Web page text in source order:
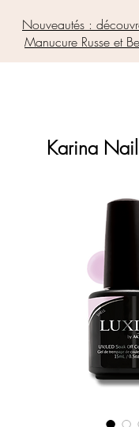
Karina
Nouveautés :
Manucure Russe et